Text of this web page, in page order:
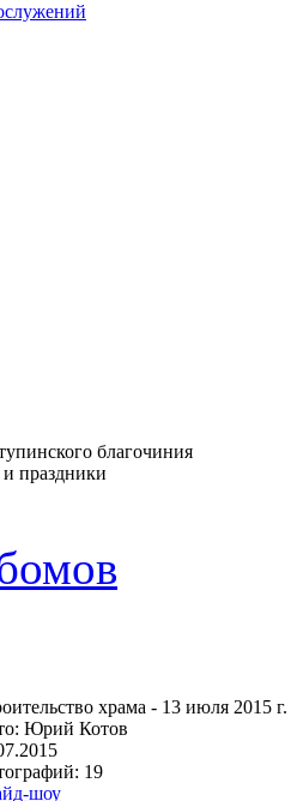
благочиния
праздники
храма - 13 июля 2015 г.
Юрий Котов
19
шоу